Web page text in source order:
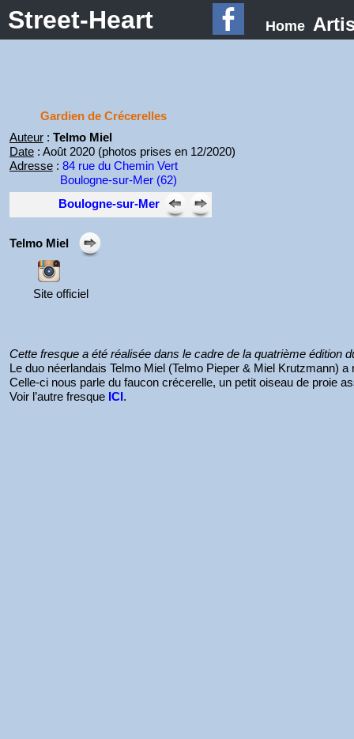
Street-Heart Home
Gardien de Crécerelles
Auteur: Telmo Miel
Date: Août 2020 (photos prises en 12/2020)
Adresse: 84 rue du Chemin Vert
Boulogne-sur-Mer (62)
Boulogne-sur-Mer
Telmo Miel
Site officiel
Cette fresque a été réalisée dans le cadre de la quatrième édition
Le duo néerlandais Telmo Miel (Telmo Pieper & Miel Krutzmann)
Celle-ci nous parle du faucon crécerelle, un petit oiseau de proie
Voir l’autre fresque ICI.